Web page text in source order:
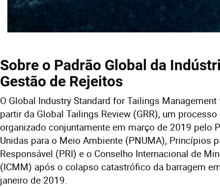
Sobre o Padrão Global da
Gestão de Rejeitos
O Global Industry Standard for Tailings
partir da Global Tailings Review (GRR), um
organizado conjuntamente em março de 2019 pelo
Unidas para o Meio Ambiente (PNUMA), Princípios
Responsável (PRI) e o Conselho Internacional de
(ICMM) após o colapso catastrófico da barragem
janeiro de 2019.